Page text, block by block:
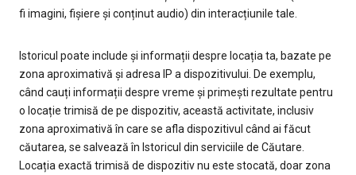
fi imagini, fișiere și conținut audio) din interacțiunile tale.
Istoricul poate include și informații despre locația ta, bazate pe
zona aproximativă și adresa IP a dispozitivului. De exemplu,
când cauți informații despre vreme și primești rezultate pentru
o locație trimisă de pe dispozitiv, această activitate, inclusiv
zona aproximativă în care se afla dispozitivul când ai făcut
căutarea, se salvează în Istoricul din serviciile de Căutare.
Locația exactă trimisă de dispozitiv nu este stocată, doar zona